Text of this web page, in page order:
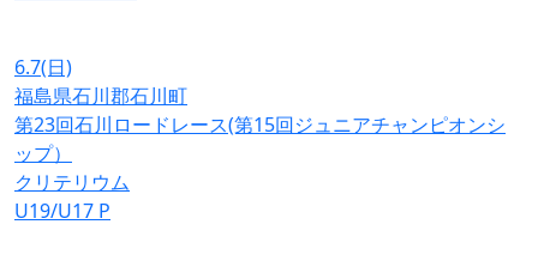
6.7(日)
福島県石川郡石川町
第23回石川ロードレース(第15回ジュニアチャンピオンシ
ップ）
クリテリウム
U19/U17 P